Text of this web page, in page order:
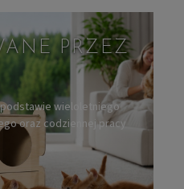
PRZEZ
wieloletniego
oraz codziennej pracy